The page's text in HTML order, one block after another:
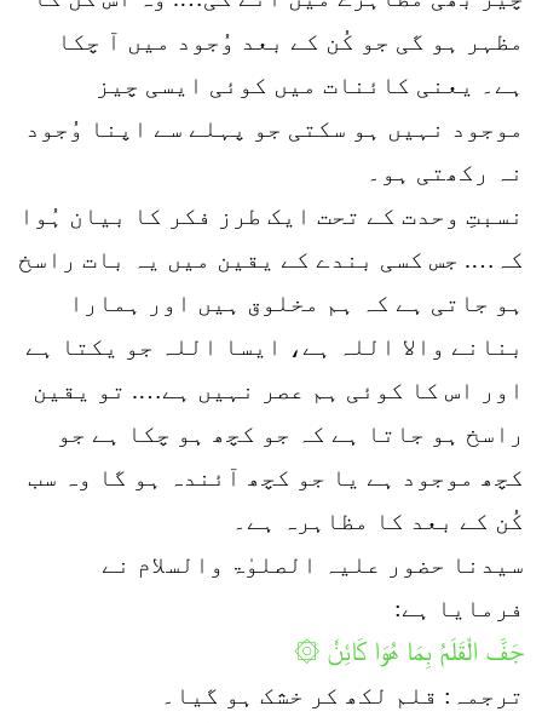
مظہر ہو گی جو کُن کے بعد وُجود میں آ چکا
ہے۔ یعنی کائنات میں کوئی ایسی چیز
موجود نہیں ہو سکتی جو پہلے سے اپنا وُجود
نہ رکھتی ہو۔
نسبتِ وحدت کے تحت ایک طرز فکر کا بیان ہُوا
کہ…. جس کسی بندے کے یقین میں یہ بات راسخ
ہو جاتی ہے کہ ہم مخلوق ہیں اور ہمارا
بنانے والا اللہ ہے، ایسا اللہ جو یکتا ہے
اور اس کا کوئی ہم عصر نہیں ہے…. تو یقین
راسخ ہو جاتا ہے کہ جو کچھ ہو چکا ہے جو
کچھ موجود ہے یا جو کچھ آئندہ ہو گا وہ سب
کُن کے بعد کا مظاہرہ ہے۔
سیدنا حضور علیہ الصلوٰۃ والسلام نے
فرمایا ہے:
جَفَّ الْقَلَمُ بِمَا ھُوَا کَائِنٗ ۞
ترجمہ: قلم لکھ کر خشک ہو گیا۔